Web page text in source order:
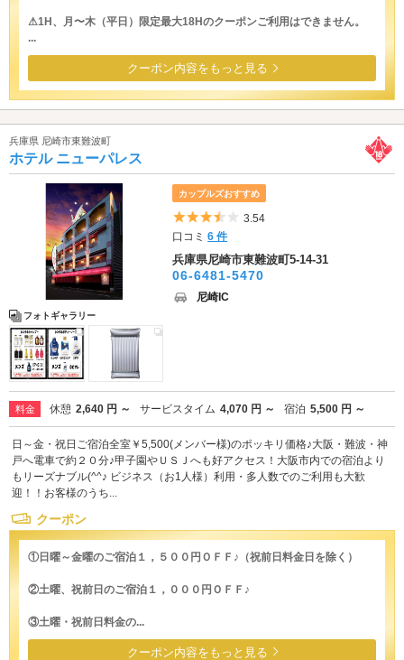
⚠︎1H、月〜木（平日）限定最大18Hのクーポンご利用はできません。
...
クーポン内容をもっと見る
兵庫県 尼崎市東難波町
ホテル ニューパレス
フォトギャラリー
カップルズおすすめ
5つ星のうち3.5
3.54
口コミ6 件
兵庫県尼崎市東難波町5-14-31
06-6481-5470
尼崎IC
料金 休憩 2,640 円 ～ サービスタイム 4,070 円 ～ 宿泊 5,500 円 ～
日～金・祝日ご宿泊全室￥5,500(メンバー様)のポッキリ価格♪大阪・難波・神
戸へ電車で約２０分♪甲子園やＵＳＪへも好アクセス！大阪市内での宿泊より
もリーズナブル(^^♪ ビジネス（お1人様）利用・多人数でのご利用も大歓
迎！！お客様のうち...
クーポン
①日曜～金曜のご宿泊１，５００円ＯＦＦ♪（祝前日料金日を除く）
②土曜、祝前日のご宿泊１，０００円ＯＦＦ♪
③土曜・祝前日料金の...
クーポン内容をもっと見る